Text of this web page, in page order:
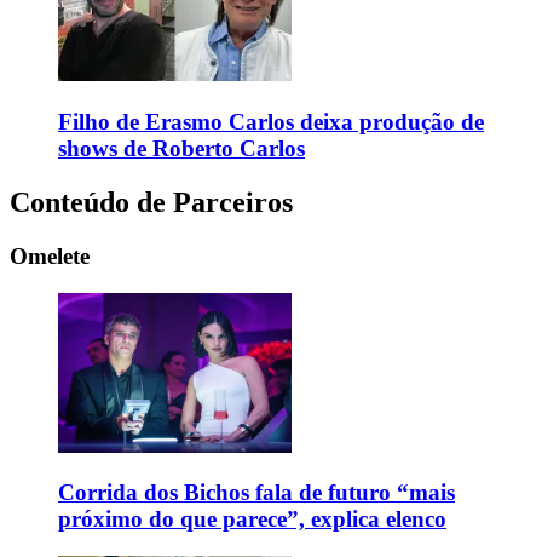
Filho de Erasmo Carlos deixa produção de
shows de Roberto Carlos
Conteúdo de Parceiros
Omelete
Corrida dos Bichos fala de futuro “mais
próximo do que parece”, explica elenco